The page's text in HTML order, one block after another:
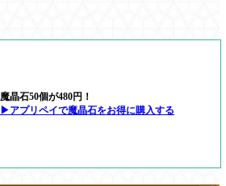
魔晶石50個が480円！
▶アプリペイで魔晶石をお得に購入する